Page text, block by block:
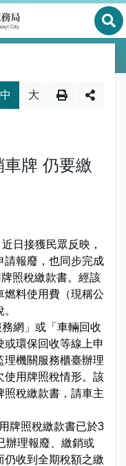
展
中 大
牌 仍要繳
日接獲民眾反映，
請報廢，也同步完成
照稅繳款書。經該
燃料使用費（現稱公
網」或「車輛回收
或環保回收等線上申
理機關服務櫃臺辦理
使用牌照稅情形。該
照稅繳款書，請車主
牌照稅繳款書已於3
辦理報廢、繳銷或
仍收到全期稅額之繳